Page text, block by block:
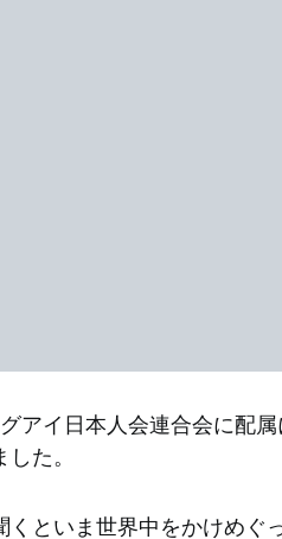
アイ日本人会連合会に配
た。
といま世界中をかけめぐ